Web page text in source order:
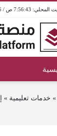
7:56:43 ص / 6 أغسطس 2026
» خدمات تعليمية »